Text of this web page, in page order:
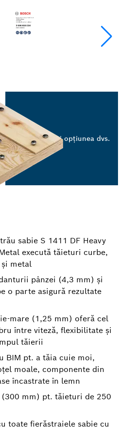
sabie S 1411 DF Heavy
execută tăieturi curbe,
metal
pânzei (4,3 mm) și
o parte asigură rezultate
mare (1,25 mm) oferă cel
între viteză, flexibilitate și
tăierii
BIM pt. a tăia cuie moi,
moale, componente din
încastrate în lemn
(300 mm) pt. tăieturi de 250
toate fierăstraiele sabie cu
Selectați opțiunea dvs.